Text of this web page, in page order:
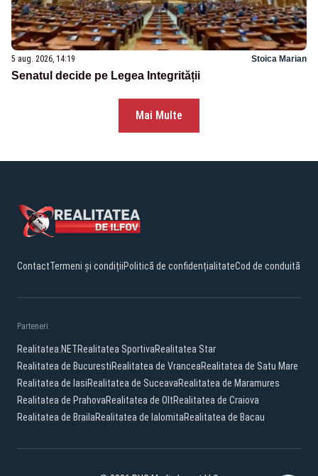
5 aug. 2026, 14:19 Stoica Marian
Senatul decide pe Legea Integrității
Mai Multe
ContactTermeni și condițiiPolitică de confidențialitateCod de conduită
Parteneri:
Realitatea.NETRealitatea SportivaRealitatea Star
Realitatea de BucurestiRealitatea de VranceaRealitatea de Satu Mare
Realitatea de IasiRealitatea de SuceavaRealitatea de Maramures
Realitatea de PrahovaRealitatea de OltRealitatea de Craiova
Realitatea de BrailaRealitatea de IalomitaRealitatea de Bacau